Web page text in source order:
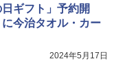
ノンフライ調理 簡単
活 一人暮らし 二人暮
ギフト」予約開
今治タオル・カー
2024年5月17日